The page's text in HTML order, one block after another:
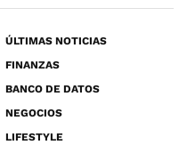
ÚLTIMAS NOTICIAS
FINANZAS
BANCO DE DATOS
NEGOCIOS
LIFESTYLE